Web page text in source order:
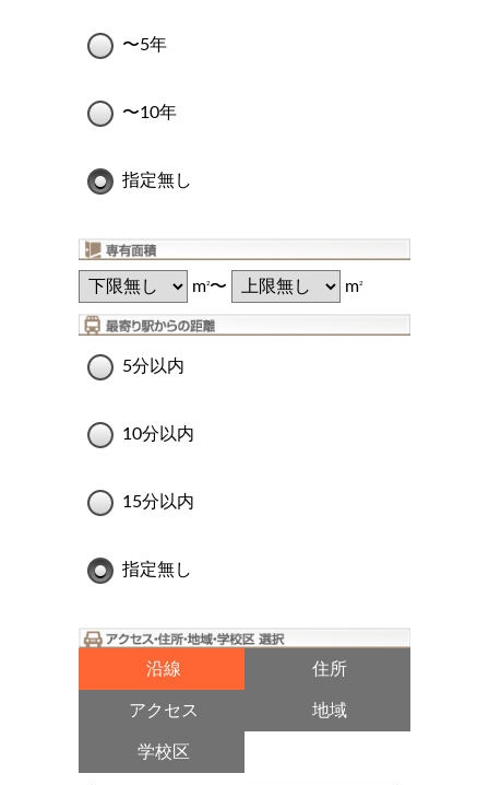
〜5年
〜10年
指定無し
m2〜 m2
5分以内
10分以内
15分以内
指定無し
沿線 住所
アクセス 地域
学校区